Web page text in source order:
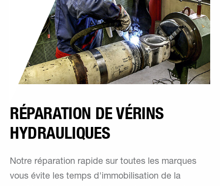
RÉPARATION DE VÉRINS
HYDRAULIQUES
Notre réparation rapide sur toutes les marques
vous évite les temps d'immobilisation de la